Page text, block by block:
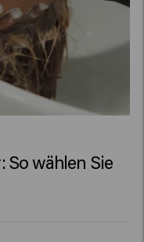
So wählen Sie